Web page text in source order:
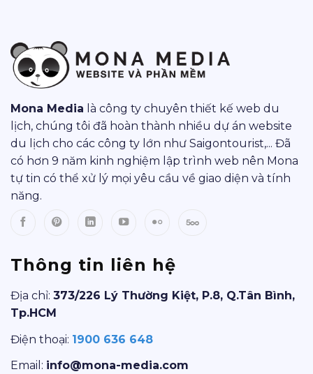
Mona Media là công ty chuyên thiết kế web du
lịch, chúng tôi đã hoàn thành nhiều dự án website
du lịch cho các công ty lớn như Saigontourist,... Đã
có hơn 9 năm kinh nghiệm lập trình web nên Mona
tự tin có thể xử lý mọi yêu cầu về giao diện và tính
năng.
Thông tin liên hệ
Địa chỉ: 373/226 Lý Thường Kiệt, P.8, Q.Tân Bình,
Tp.HCM
Điện thoại: 1900 636 648
Email: info@mona-media.com